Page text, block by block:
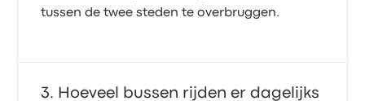
tussen de twee steden te overbruggen.
Hoeveel bussen rijden er dagelijks